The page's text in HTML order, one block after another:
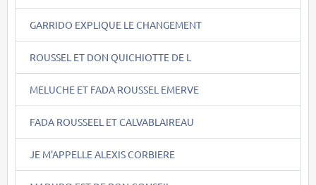
GARRIDO EXPLIQUE LE CHANGEMENT
ROUSSEL ET DON QUICHIOTTE DE L
MELUCHE ET FADA ROUSSEL EMERVE
FADA ROUSSEEL ET CALVABLAIREAU
JE M'APPELLE ALEXIS CORBIERE